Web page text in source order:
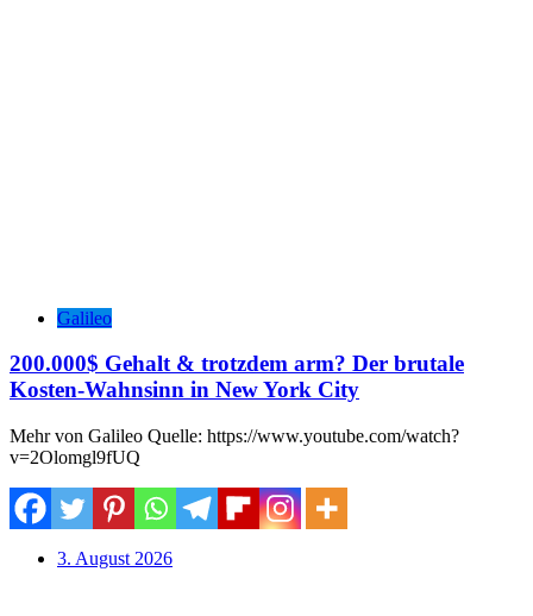
Galileo
200.000$ Gehalt & trotzdem arm? Der brutale
Kosten-Wahnsinn in New York City
Mehr von Galileo Quelle: https://www.youtube.com/watch?
v=2Olomgl9fUQ
3. August 2026